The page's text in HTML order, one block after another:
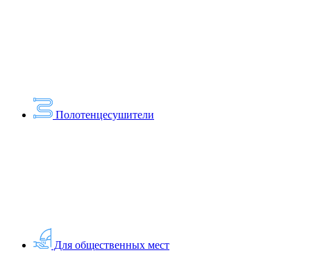
Полотенцесушители
Для общественных мест